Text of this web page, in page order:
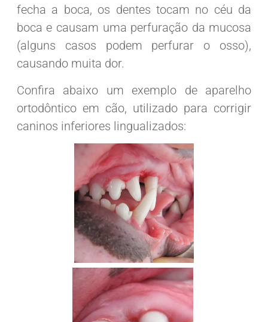
fecha a boca, os dentes tocam no céu da
boca e causam uma perfuração da mucosa
(alguns casos podem perfurar o osso),
causando muita dor.
Confira abaixo um exemplo de aparelho
ortodôntico em cão, utilizado para corrigir
caninos inferiores lingualizados: